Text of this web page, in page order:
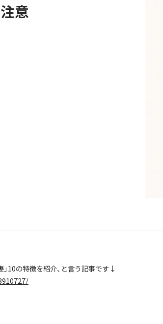
意
」10の特徴を紹介、と言う記事です↓